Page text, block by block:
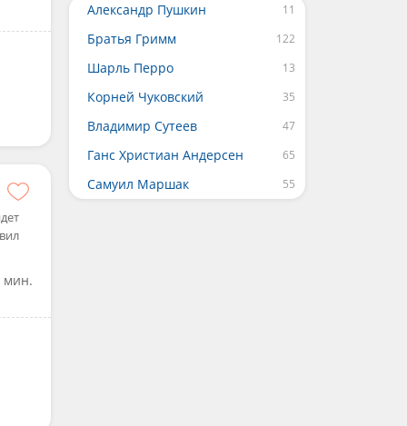
мин.
Александр Пушкин
Братья Гримм
Шарль Перро
Корней Чуковский
Владимир Сутеев
Ганс Христиан Андерсен
Самуил Маршак